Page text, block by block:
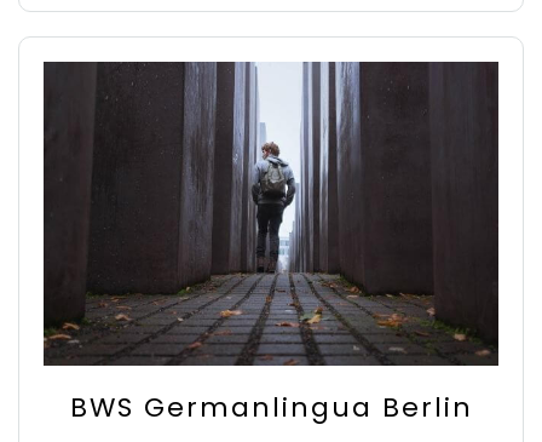
BWS Germanlingua Berlin